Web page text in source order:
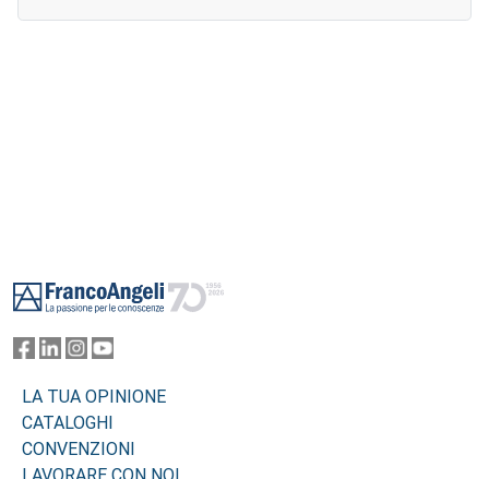
LA TUA OPINIONE
CATALOGHI
CONVENZIONI